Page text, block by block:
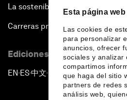
Esta página
Las cookies de
para personalizar
anuncios, ofrecer
sociales y analizar
compartimos
que haga del sitio
partners de redes
análisis web,
La sostenibilidad en el Foro
Carreras profesionales
Ediciones en otros idiomas
EN ▪ES▪中文▪ 日本語